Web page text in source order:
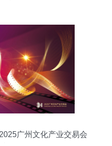
广州文化产业交易会